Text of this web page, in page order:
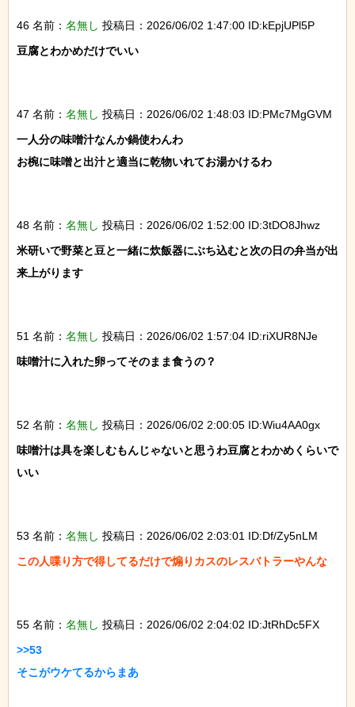
46 名前： 名無し 投稿日：2026/06/02 1:47:00 ID:kEpjUPl5P
豆腐とわかめだけでいい
47 名前： 名無し 投稿日：2026/06/02 1:48:03 ID:PMc7MgGVM
一人分の味噌汁なんか鍋使わんわ
お椀に味噌と出汁と適当に乾物いれてお湯かけるわ
48 名前： 名無し 投稿日：2026/06/02 1:52:00 ID:3tDO8Jhwz
米研いで野菜と豆と一緒に炊飯器にぶち込むと次の日の弁当が出
来上がります
51 名前： 名無し 投稿日：2026/06/02 1:57:04 ID:riXUR8NJe
味噌汁に入れた卵ってそのまま食うの？
52 名前： 名無し 投稿日：2026/06/02 2:00:05 ID:Wiu4AA0gx
味噌汁は具を楽しむもんじゃないと思うわ豆腐とわかめくらいで
いい
53 名前： 名無し 投稿日：2026/06/02 2:03:01 ID:Df/Zy5nLM
この人喋り方で得してるだけで煽りカスのレスバトラーやんな
55 名前： 名無し 投稿日：2026/06/02 2:04:02 ID:JtRhDc5FX
>>53
そこがウケてるからまあ